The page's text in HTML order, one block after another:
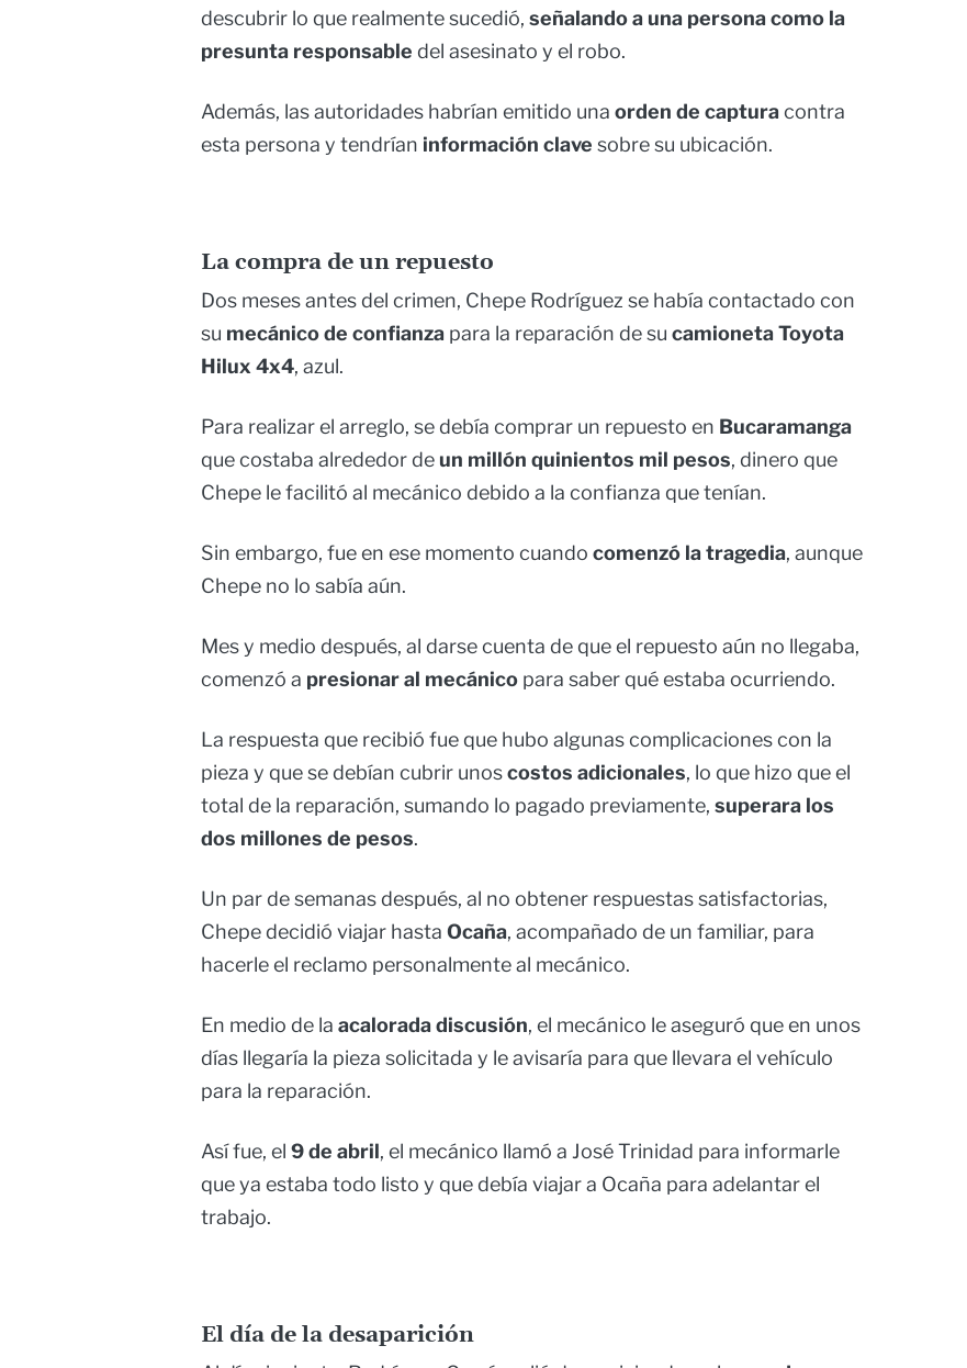
descubrir lo que realmente sucedió, señalando a una persona como la
presunta responsable del asesinato y el robo.
Además, las autoridades habrían emitido una orden de capturacontra
esta persona y tendrían información clave sobre su ubicación.
La compra de un repuesto
Dos meses antes del crimen, Chepe Rodríguez se había contactado con
su mecánico de confianza para la reparación de su camioneta Toyota
Hilux 4x4, azul.
Para realizar el arreglo, se debía comprar un repuesto en Bucaramanga
que costaba alrededor de un millón quinientos mil pesos, dinero que
Chepe le facilitó al mecánico debido a la confianza que tenían.
Sin embargo, fue en ese momento cuando comenzó la tragedia, aunque
Chepe no lo sabía aún.
Mes y medio después, al darse cuenta de que el repuesto aún no llegaba,
comenzó a presionar al mecánico para saber qué estaba ocurriendo.
La respuesta que recibió fue que hubo algunas complicaciones con la
pieza y que se debían cubrir unoscostos adicionales, lo que hizo que el
total de la reparación, sumando lo pagado previamente, superara los
dos millones de pesos.
Un par de semanas después, al no obtener respuestas satisfactorias,
Chepe decidió viajar hasta Ocaña, acompañado de un familiar, para
hacerle el reclamo personalmente al mecánico.
En medio de la acalorada discusión, el mecánico le aseguró que en unos
días llegaría la pieza solicitada y le avisaría para que llevara el vehículo
para la reparación.
Así fue, el 9 de abril, el mecánico llamó a José Trinidad para informarle
que ya estaba todo listo y que debía viajar a Ocaña para adelantar el
trabajo.
El día de la desaparición